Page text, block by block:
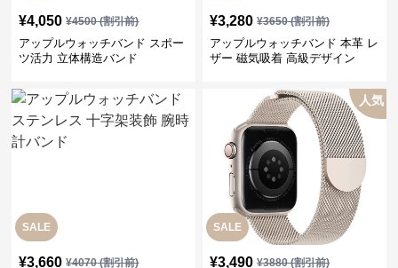
¥4,050 ¥4500(割引前)
アップルウォッチバンド スポー
ツ活力 立体構造バンド
¥3,280 ¥3650(割引前)
アップルウォッチバンド 本革 レ
ザー 磁気吸着 高級デザイン
SALE
¥3,660 ¥4070(割引前)
SALE
人気
¥3,490 ¥3880(割引前)